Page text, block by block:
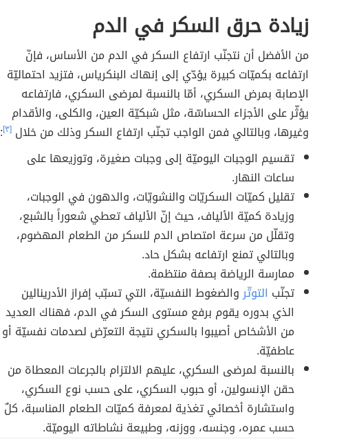
زيادة حرق السكر في الدم
من الأفضل أن نتجنّب ارتفاع السكر في الدم من الأساس، فإنّ
ارتفاعه بكميّات كبيرة يؤدّي إلى إنهاك البنكرياس، فتزيد احتماليّة
الإصابة بمرض السكري، أمّا بالنسبة لمرضى السكري، فارتفاعه
يؤثّر على الأجزاء الحساسّة، مثل شبكيّة العين، والكلى، والأقدام
وغيرها، وبالتالي فمن الواجب تجنّب ارتفاع السكر وذلك من خلال[٣] :
تقسيم الوجبات اليوميّة إلى وجبات صغيرة، وتوزيعها على
ساعات النهار.
تقليل كميّات السكريّات والنشويّات، والدهون في الوجبات،
وزيادة كميّة الألياف، حيث إنّ الألياف تعطي شعوراً بالشبع،
وتقلّل من سرعة امتصاص الدم للسكر من الطعام المهضوم،
وبالتالي تمنع ارتفاعه بشكل حاد.
ممارسة الرياضة بصفة منتظمة.
تجنّب التوتّروالضغوط النفسيّة، التي تسبّب إفراز الأدرينالين
الذي بدوره يقوم برفع مستوى السكر في الدم، فهناك العديد
من الأشخاص أصيبوا بالسكري نتيجة التعرّض لصدمات نفسيّة أو
عاطفيّة.
بالنسبة لمرضى السكري، عليهم الالتزام بالجرعات المعطاة من
حقن الإنسولين، أو حبوب السكري، على حسب نوع السكري،
واستشارة أخصائي تغذية لمعرفة كميّات الطعام المناسبة، كلٌ
حسب عمره، وجنسه، ووزنه، وطبيعة نشاطاته اليوميّة.